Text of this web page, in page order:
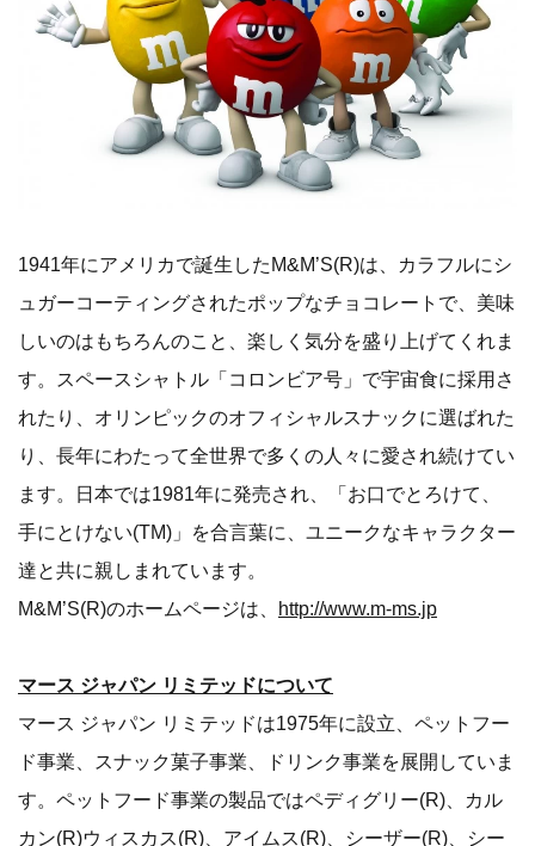
1941年にアメリカで誕生したM&M’S(R)は、カラフルにシ
ュガーコーティングされたポップなチョコレートで、美味
しいのはもちろんのこと、楽しく気分を盛り上げてくれま
す。スペースシャトル「コロンビア号」で宇宙食に採用さ
れたり、オリンピックのオフィシャルスナックに選ばれた
り、長年にわたって全世界で多くの人々に愛され続けてい
ます。日本では1981年に発売され、「お口でとろけて、
手にとけない(TM)」を合言葉に、ユニークなキャラクター
達と共に親しまれています。
M&M’S(R)のホームページは、 http://www.m-ms.jp
マース ジャパン リミテッドについて
マース ジャパン リミテッドは1975年に設立、ペットフー
ド事業、スナック菓子事業、ドリンク事業を展開していま
す。ペットフード事業の製品ではペディグリー(R)、カル
カン(R)ウィスカス(R)、アイムス(R)、シーザー(R)、シー